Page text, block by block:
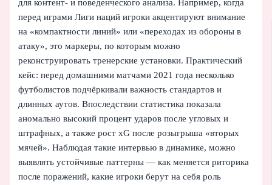
для контент- и поведенческого анализа. Например, когда
перед играми Лиги наций игроки акцентируют внимание
на «компактности линий» или «переходах из обороны в
атаку», это маркеры, по которым можно
реконструировать тренерские установки. Практический
кейс: перед домашними матчами 2021 года несколько
футболистов подчёркивали важность стандартов и
длинных аутов. Впоследствии статистика показала
аномально высокий процент ударов после угловых и
штрафных, а также рост xG после розыгрыша «вторых
мячей». Наблюдая такие интервью в динамике, можно
выявлять устойчивые паттерны — как меняется риторика
после поражений, какие игроки берут на себя роль